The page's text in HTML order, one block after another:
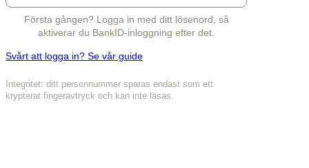
Första gången? Logga in med ditt lösenord, så
aktiverar du BankID-inloggning efter det.
Svårt att logga in? Se vår guide
Integritet: ditt personnummer sparas endast som ett
krypterat fingeravtryck och kan inte läsas.